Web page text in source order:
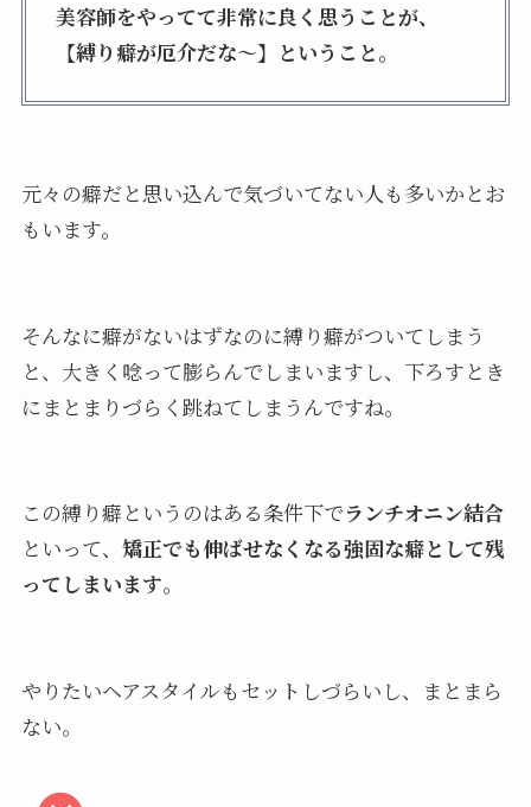
美容師をやってて非常に良く思うことが、
【縛り癖が厄介だな〜】ということ。
元々の癖だと思い込んで気づいてない人も多いかとお
もいます。
そんなに癖がないはずなのに縛り癖がついてしまう
と、大きく唸って膨らんでしまいますし、下ろすとき
にまとまりづらく跳ねてしまうんですね。
この縛り癖というのはある条件下でランチオニン結合
といって、 矯正でも伸ばせなくなる強固な癖として残
ってしまいます。
やりたいヘアスタイルもセットしづらいし、まとまら
ない。